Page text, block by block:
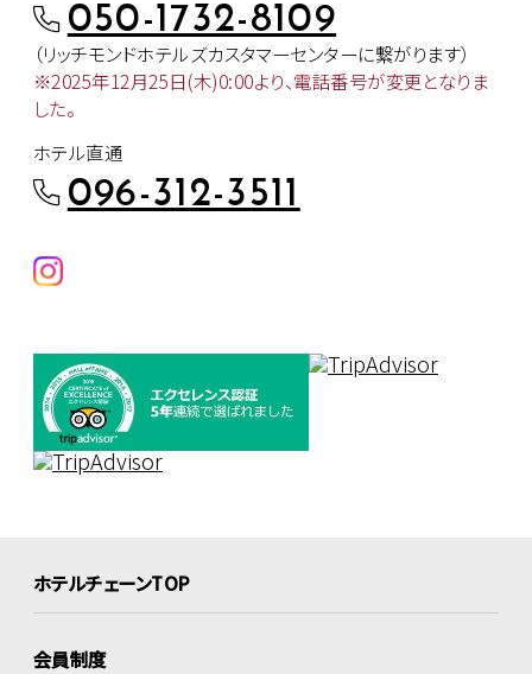
050-1732-8109
（リッチモンドホテルズカスタマーセンターに繋がります）
※2025年12月25日(木)0:00より、電話番号が変更となりま
した。
ホテル直通
096-312-3511
ホテルチェーンTOP
会員制度